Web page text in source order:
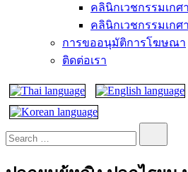
คลินิกเวชกรรมเกศ
คลินิกเวชกรรมเก
การขออนุมัติการโฆษณา
ติดต่อเรา